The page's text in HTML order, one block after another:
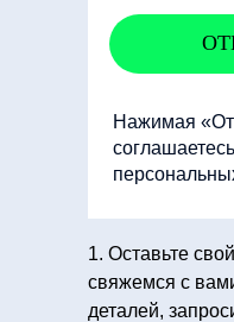
Нажимая
1. Оставьте
свяжемся с
деталей,